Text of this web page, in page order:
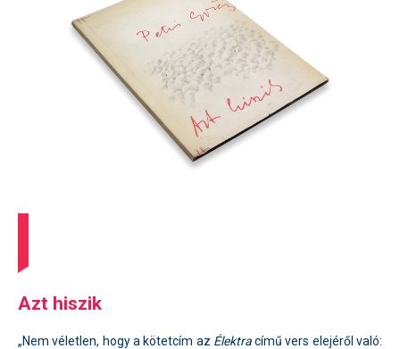
Azt hiszik
„Nem véletlen, hogy a kötetcím az Élektracímű vers elejéről való: